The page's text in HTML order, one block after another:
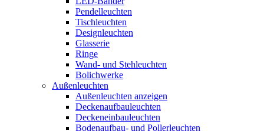
Pendelleuchten
Tischleuchten
Designleuchten
Glasserie
Ringe
Wand- und Stehleuchten
Bolichwerke
Außenleuchten
Außenleuchten anzeigen
Deckenaufbauleuchten
Deckeneinbauleuchten
Bodenaufbau- und Pollerleuchten